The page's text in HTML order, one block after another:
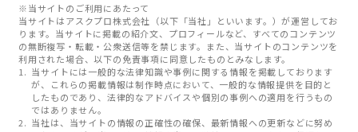
※当サイトのご利用にあたって
当サイトはアスクプロ株式会社（以下「当社」といいます。）が運営してお
ります。当サイトに掲載の紹介文、プロフィールなど、すべてのコンテンツ
の無断複写・転載・公衆送信等を禁じます。また、当サイトのコンテンツを
利用された場合、以下の免責事項に同意したものとみなします。
当サイトには一般的な法律知識や事例に関する情報を掲載しております
が、これらの掲載情報は制作時点において、一般的な情報提供を目的と
したものであり、法律的なアドバイスや個別の事例への適用を行うもの
ではありません。
当社は、当サイトの情報の正確性の確保、最新情報への更新などに努め